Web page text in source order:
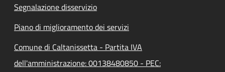
Segnalazione disservizio
Piano di miglioramento dei servizi
Comune di Caltanissetta - Partita IVA
dell'amministrazione: 00138480850 - PEC: